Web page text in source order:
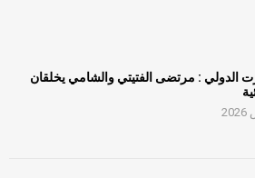
الدولي : مرتضى الفتيتي والشامي يخلقان